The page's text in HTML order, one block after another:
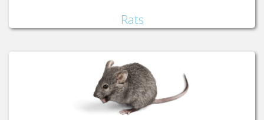
Rats